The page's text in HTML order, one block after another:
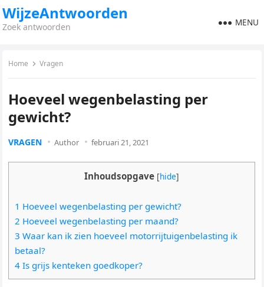
WijzeAntwoorden
Zoek antwoorden MENU
Home Vragen
Hoeveel wegenbelasting per
gewicht?
VRAGEN Author februari 21, 2021
Inhoudsopgave [hide]
1 Hoeveel wegenbelasting per gewicht?
2 Hoeveel wegenbelasting per maand?
3 Waar kan ik zien hoeveel motorrijtuigenbelasting ik
betaal?
4 Is grijs kenteken goedkoper?